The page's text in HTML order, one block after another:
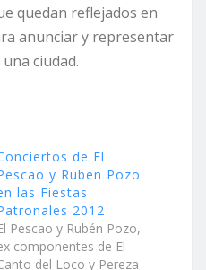
quedan reflejados en
anunciar y representar
ciudad.
de El
y Ruben Pozo
las Fiestas
2012
Pescao y Rubén Pozo,
componentes de El
del Loco y Pereza